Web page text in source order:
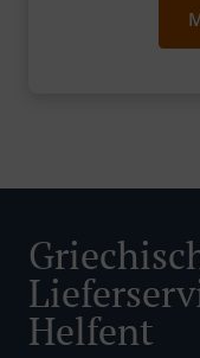
Helfent